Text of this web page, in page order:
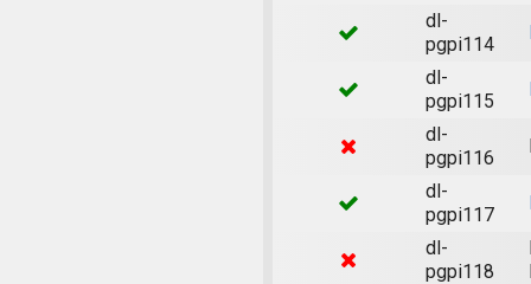
dl-
pgpi114
dl-
pgpi115
dl-
pgpi116
dl-
pgpi117
dl-
pgpi118